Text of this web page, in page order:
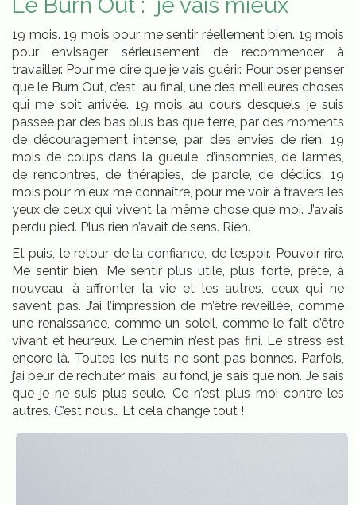
19 mois. 19 mois pour me sentir réellement bien. 19 mois
pour envisager sérieusement de recommencer à
travailler. Pour me dire que je vais guérir. Pour oser penser
que le Burn Out, c’est, au final, une des meilleures choses
qui me soit arrivée. 19 mois au cours desquels je suis
passée par des bas plus bas que terre, par des moments
de découragement intense, par des envies de rien. 19
mois de coups dans la gueule, d’insomnies, de larmes,
de rencontres, de thérapies, de parole, de déclics. 19
mois pour mieux me connaître, pour me voir à travers les
yeux de ceux qui vivent la même chose que moi. J’avais
perdu pied. Plus rien n’avait de sens. Rien.
Et puis, le retour de la confiance, de l’espoir. Pouvoir rire.
Me sentir bien. Me sentir plus utile, plus forte, prête, à
nouveau, à affronter la vie et les autres, ceux qui ne
savent pas. J’ai l’impression de m’être réveillée, comme
une renaissance, comme un soleil, comme le fait d’être
vivant et heureux. Le chemin n’est pas fini. Le stress est
encore là. Toutes les nuits ne sont pas bonnes. Parfois,
j’ai peur de rechuter mais, au fond, je sais que non. Je sais
que je ne suis plus seule. Ce n’est plus moi contre les
autres. C’est nous… Et cela change tout !